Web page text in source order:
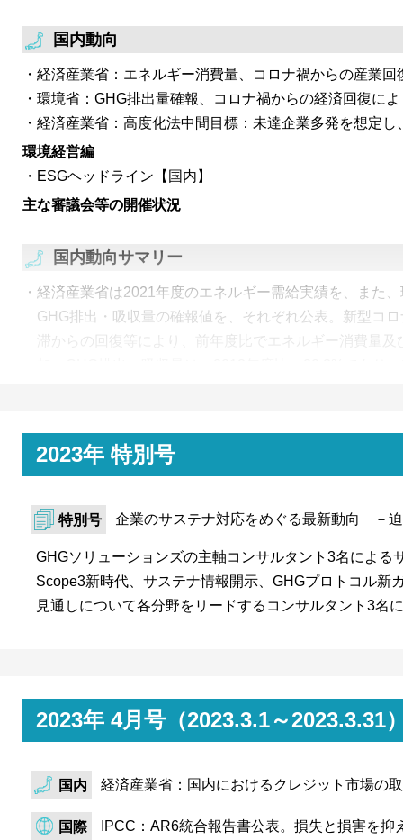
国内動向
経済産業省：エネルギー消費量、コロナ禍からの産業回
環境省：GHG排出量確報、コロナ禍からの経済回復に
経済産業省：高度化法中間目標：未達企業多発を想定し
環境経営編
ESGヘッドライン【国内】
主な審議会等の開催状況
国内動向サマリー
経済産業省は2021年度のエネルギー需給実績を、また
GHG排出・吸収量の確報値を、それぞれ公表。新型コ
滞からの回復等により、前年度比でエネルギー消費量
経済産業省は電力・ガス基本政策小委員会制度検討作業
2023年 特別号
特別号 企業のサステナ対応をめぐる最新動向 －
GHGソリューションズの主軸コンサルタント3名による
Scope3新時代、サステナ情報開示、GHGプロトコル新
見通しについて各分野をリードするコンサルタント3名
2023年 4月号（2023.3.1～
国内 経済産業省：国内におけるクレジット市場の
国際 IPCC：AR6統合報告書公表。損失と損害を